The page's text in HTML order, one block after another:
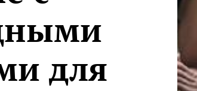
для